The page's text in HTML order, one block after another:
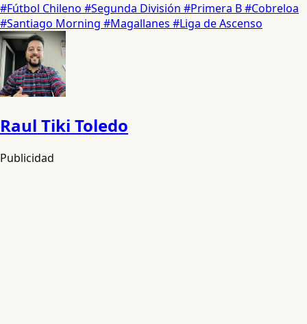
#Fútbol Chileno #Segunda División #Primera B#Cobreloa
#Santiago Morning #Magallanes #Liga de Ascenso
Raul Tiki Toledo
Publicidad